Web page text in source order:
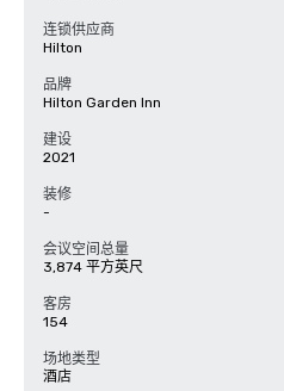
连锁供应商
Hilton
品牌
Hilton Garden Inn
建设
2021
装修
-
会议空间总量
3,874 平方英尺
客房
154
场地类型
酒店